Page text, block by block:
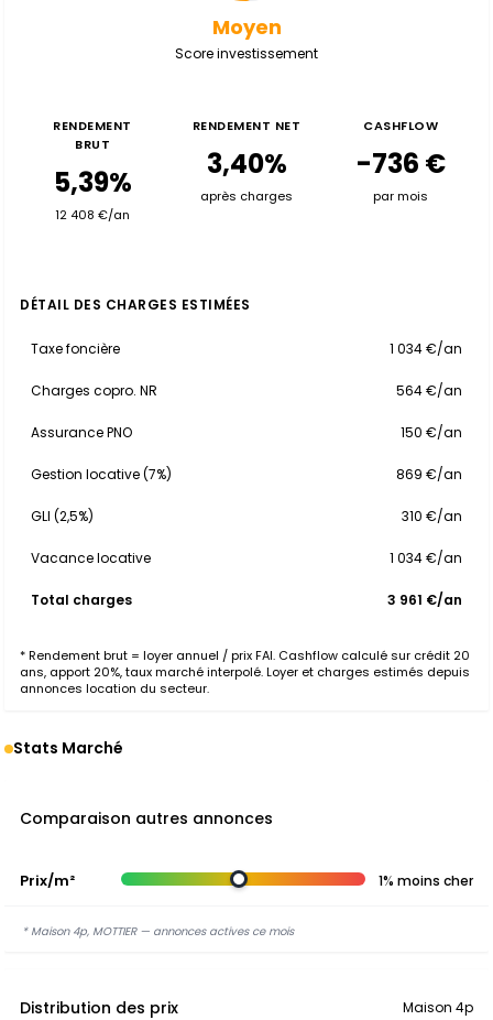
Moyen
Score investissement
RENDEMENT
BRUT
5,39%
12 408 €/an
RENDEMENT NET
3,40%
après charges
CASHFLOW
-736 €
par mois
DÉTAIL DES CHARGES ESTIMÉES
Taxe foncière 1 034 €/an
Charges copro. NR 564 €/an
Assurance PNO 150 €/an
Gestion locative (7%) 869 €/an
GLI (2,5%) 310 €/an
Vacance locative 1 034 €/an
Total charges 3 961 €/an
* Rendement brut = loyer annuel / prix FAI. Cashflow calculé sur crédit 20
ans, apport 20%, taux marché interpolé. Loyer et charges estimés depuis
annonces location du secteur.
Stats Marché
Comparaison autres annonces
Prix/m² 1% moins cher
* Maison 4p, MOTTIER — annonces actives ce mois
Distribution des prix Maison 4p